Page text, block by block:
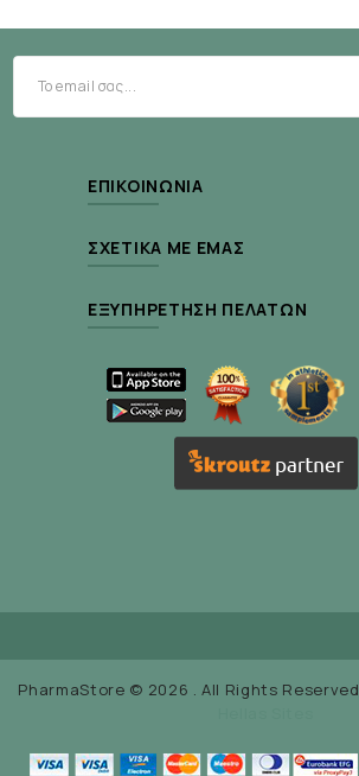
ΕΠΙΚΟΙΝΩΝΊΑ
ΣΧΕΤΙΚΆ ΜΕ ΕΜΆΣ
ΕΞΥΠΗΡΈΤΗΣΗ ΠΕΛΑΤΏΝ
PharmaStore © 2026 . All Rights Reserved.